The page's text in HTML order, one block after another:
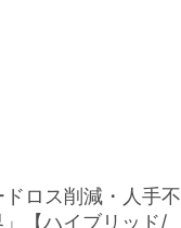
ロス削減・人手不
【ハイブリッド/